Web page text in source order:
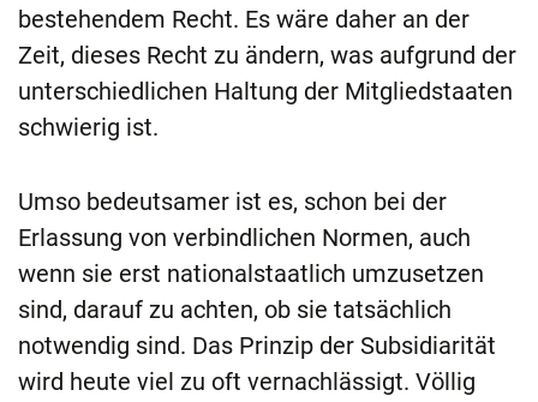
bestehendem Recht. Es wäre daher an der
Zeit, dieses Recht zu ändern, was aufgrund der
unterschiedlichen Haltung der Mitgliedstaaten
schwierig ist.
Umso bedeutsamer ist es, schon bei der
Erlassung von verbindlichen Normen, auch
wenn sie erst nationalstaatlich umzusetzen
sind, darauf zu achten, ob sie tatsächlich
notwendig sind. Das Prinzip der Subsidiarität
wird heute viel zu oft vernachlässigt. Völlig